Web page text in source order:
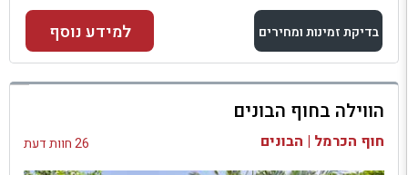
בדיקת זמינות ומחירים
למתחם זה
בדיקת זמינות ומחירים
למידע נוסף
הווילה בחוף הבונים
חוף הכרמל | הבונים 26 חוות דעת